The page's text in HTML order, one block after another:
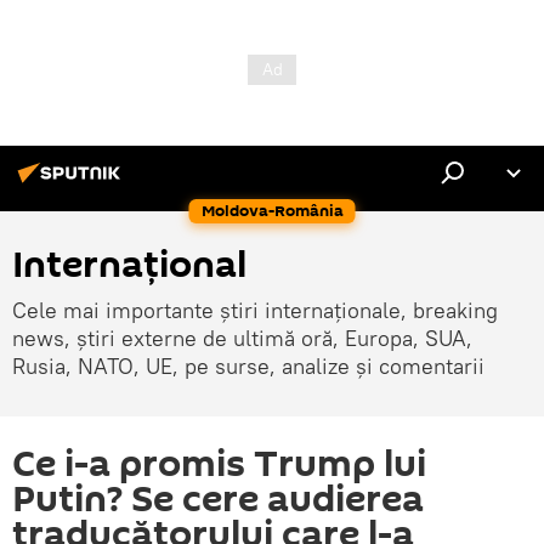
Moldova-România
Internaţional
Cele mai importante știri internaționale, breaking
news, știri externe de ultimă oră, Europa, SUA,
Rusia, NATO, UE, pe surse, analize și comentarii
Ce i-a promis Trump lui
Putin? Se cere audierea